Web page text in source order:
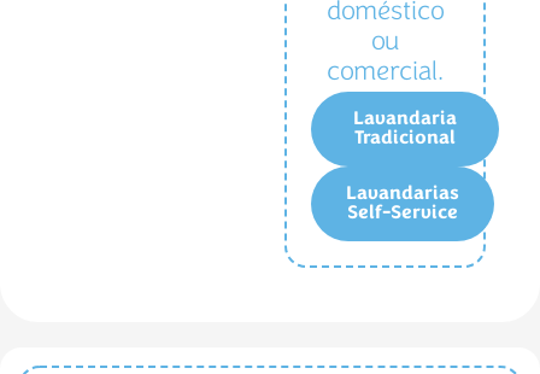
doméstico
ou
comercial.
Lavandaria
Tradicional
Lavandarias
Self-Service